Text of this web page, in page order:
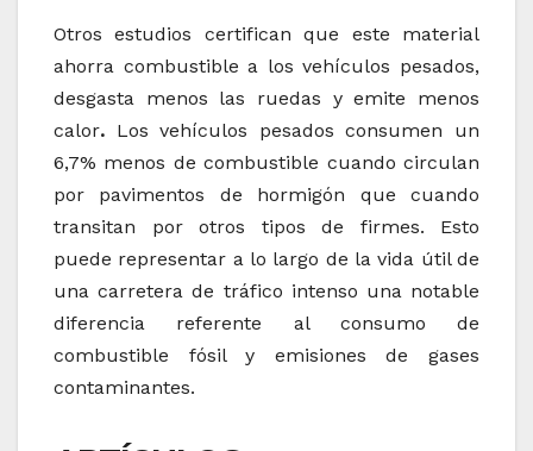
Otros estudios certifican que este material
ahorra combustible a los vehículos pesados,
desgasta menos las ruedas y emite menos
calor. Los vehículos pesados consumen un
6,7% menos de combustible cuando circulan
por pavimentos de hormigón que cuando
transitan por otros tipos de firmes. Esto
puede representar a lo largo de la vida útil de
una carretera de tráfico intenso una notable
diferencia referente al consumo de
combustible fósil y emisiones de gases
contaminantes.